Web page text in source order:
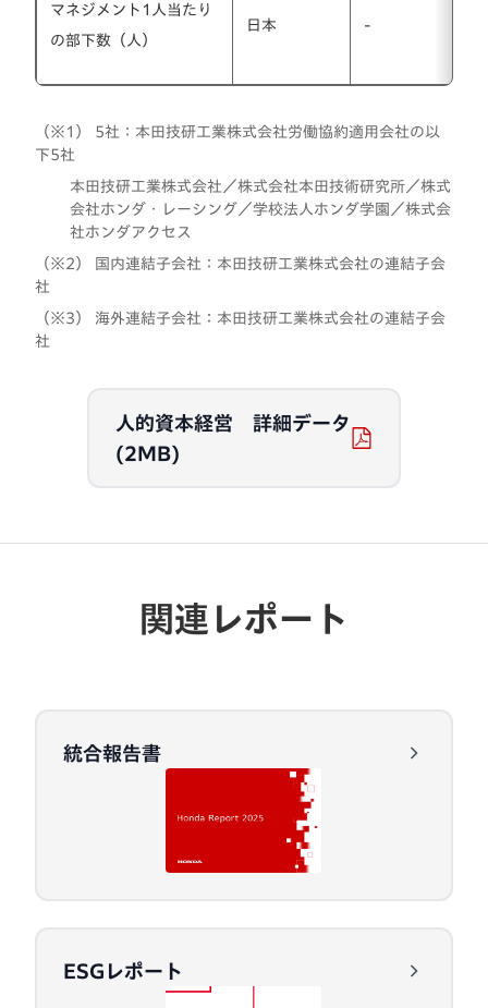
マネジメント1人当たり
の部下数（人）
日本 -
（※1） 5社：本田技研工業株式会社労働協約適用会社の以
下5社
本田技研工業株式会社／株式会社本田技術研究所／株式
会社ホンダ・レーシング／学校法人ホンダ学園／株式会
社ホンダアクセス
（※2） 国内連結子会社：本田技研工業株式会社の連結子会
社
（※3） 海外連結子会社：本田技研工業株式会社の連結子会
社
人的資本経営 詳細データ
(2MB)
関連レポート
統合報告書
ESGレポート